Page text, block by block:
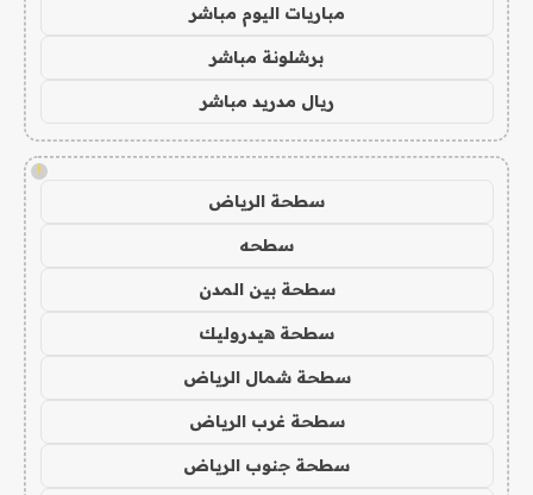
مباريات اليوم مباشر
برشلونة مباشر
ريال مدريد مباشر
!
سطحة الرياض
سطحه
سطحة بين المدن
سطحة هيدروليك
سطحة شمال الرياض
سطحة غرب الرياض
سطحة جنوب الرياض